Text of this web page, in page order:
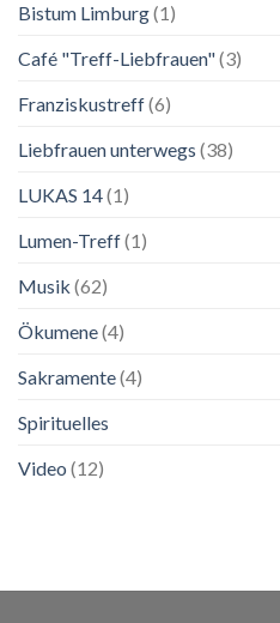
Bistum Limburg(1)
Café "Treff-Liebfrauen"(3)
Franziskustreff(6)
Liebfrauen unterwegs (38)
LUKAS 14(1)
Lumen-Treff(1)
Musik (62)
Ökumene(4)
Sakramente(4)
Spirituelles
Video (12)